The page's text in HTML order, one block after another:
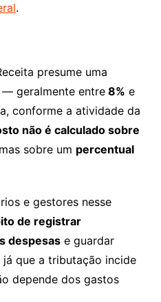
.
presume uma
geralmente entre8% e
conforme a atividade da
não é calculado sobre
sobre um percentual
e gestores nesse
de registrar
despesase guardar
que a tributação incide
depende dos gastos